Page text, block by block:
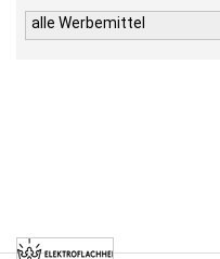
alle Werbemittel